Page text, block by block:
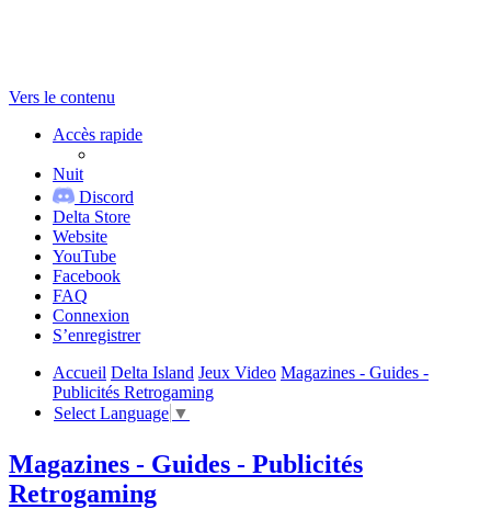
Vers le contenu
Accès rapide
Nuit
Discord
Delta Store
Website
YouTube
Facebook
FAQ
Connexion
S’enregistrer
Accueil Delta Island Jeux Video Magazines - Guides -
Publicités Retrogaming
Select Language ▼
Magazines - Guides - Publicités
Retrogaming